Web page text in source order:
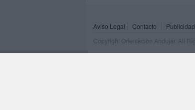
Aviso Legal Contacto Publicidad